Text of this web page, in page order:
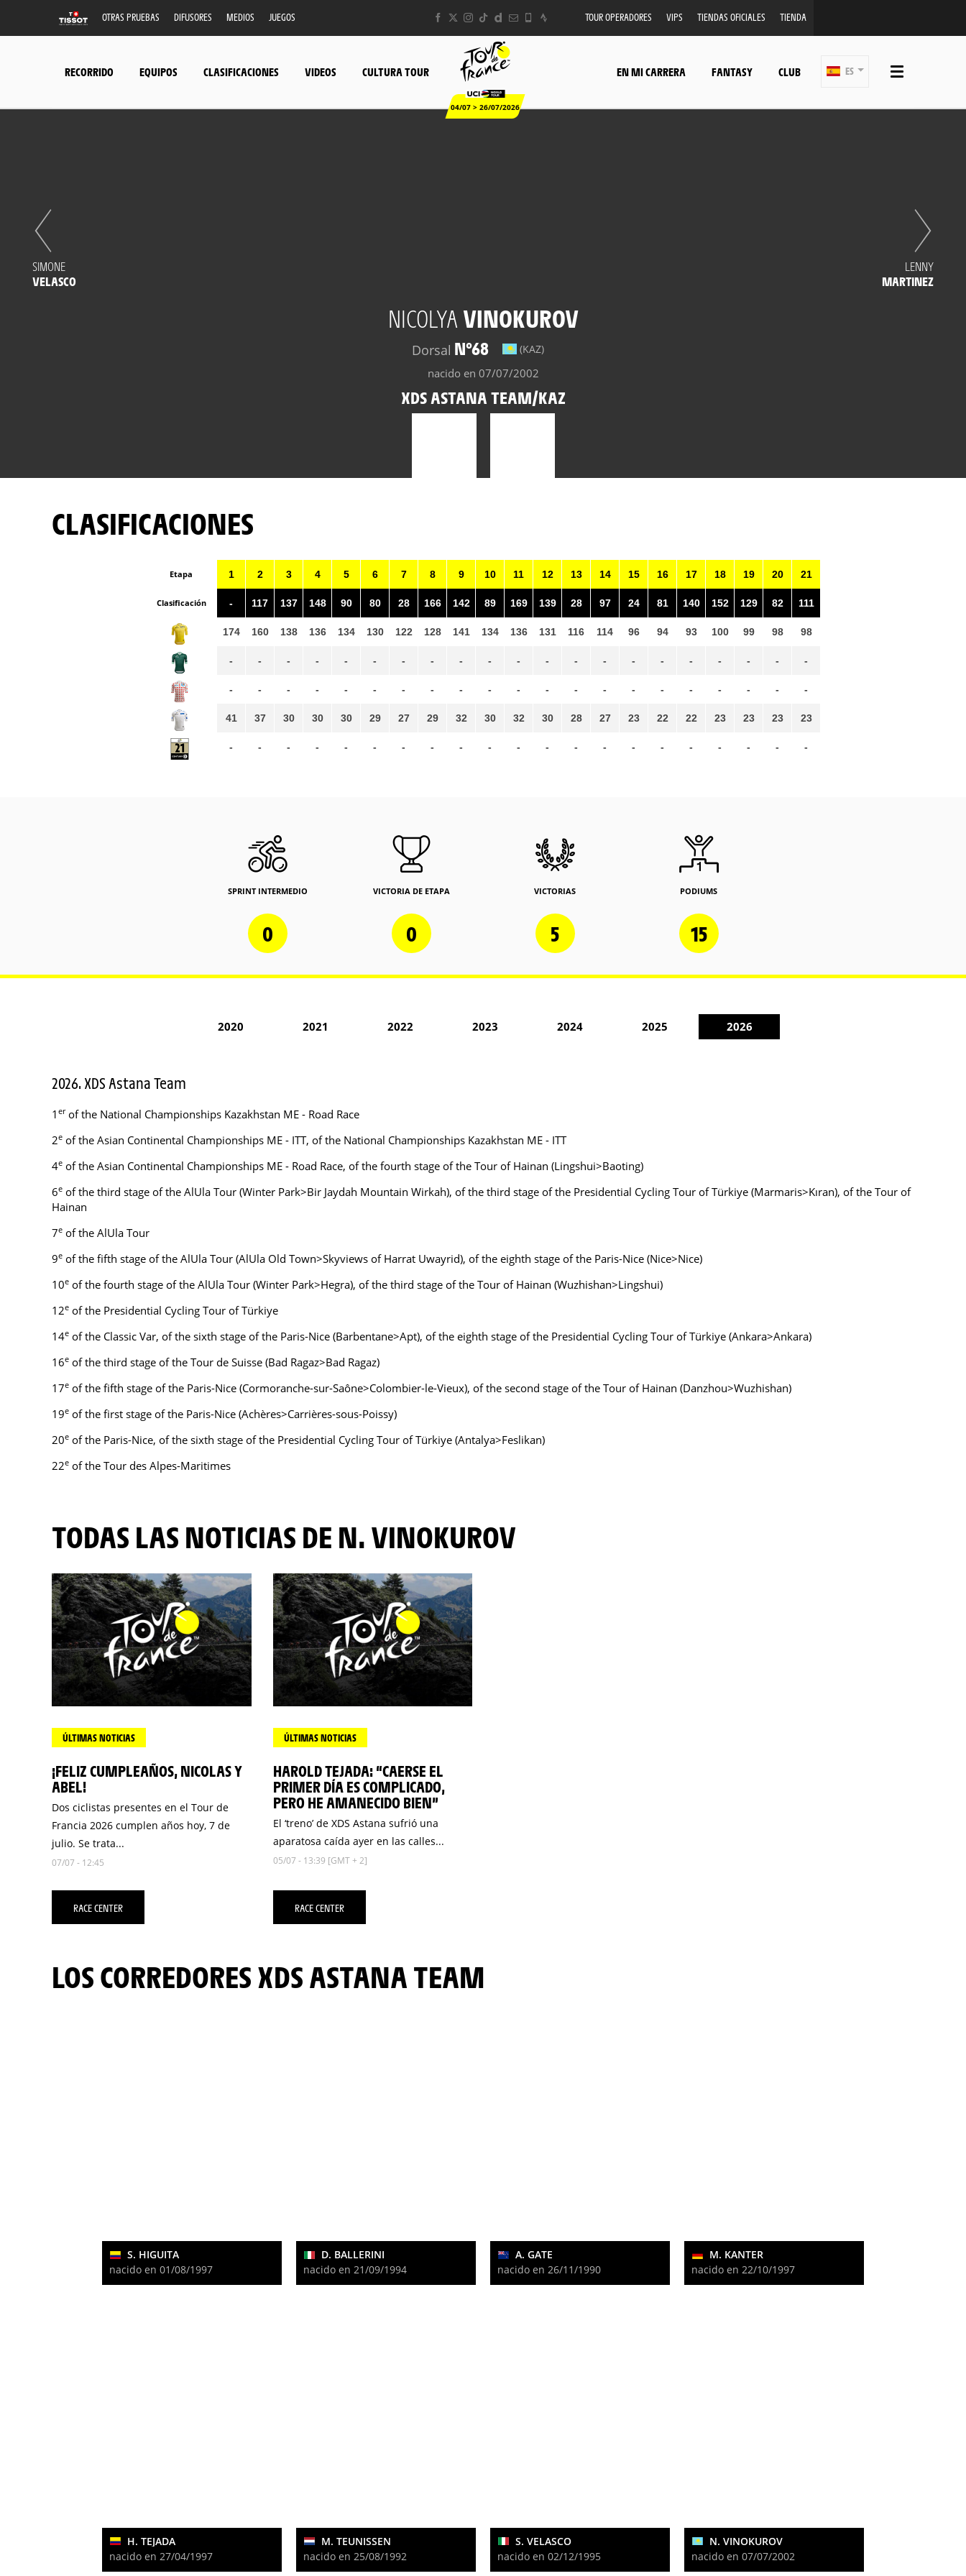
OTRAS PRUEBAS DIFUSORES MEDIOS JUEGOS TOUR OPERADORES VIPS TIENDAS OFICIALES TIENDA
RECORRIDO EQUIPOS CLASIFICACIONES VIDEOS CULTURA TOUR
04/07 > 26/07/2026
EN MI CARRERA FANTASY CLUB ES
NICOLYA VINOKUROV
Dorsal N°68 (KAZ)
nacido en 07/07/2002
XDS ASTANA TEAM/KAZ
SIMONE
VELASCO
LENNY
MARTINEZ
CLASIFICACIONES
Etapa
Clasificación
1
-
174
-
-
41
-
2
117
160
-
-
37
-
3
137
138
-
-
30
-
4
148
136
-
-
30
-
5
90
134
-
-
30
-
6
80
130
-
-
29
-
7
28
122
-
-
27
-
8
166
128
-
-
29
-
9
142
141
-
-
32
-
10
89
134
-
-
30
-
11
169
136
-
-
32
-
12
139
131
-
-
30
-
13
28
116
-
-
28
-
14
97
114
-
-
27
-
15
24
96
-
-
23
-
16
81
94
-
-
22
-
17
140
93
-
-
22
-
18
152
100
-
-
23
-
19
129
99
-
-
23
-
20
82
98
-
-
23
-
21
111
98
-
-
23
-
SPRINT INTERMEDIO
0
VICTORIA DE ETAPA
0
VICTORIAS
5
PODIUMS
15
2020 2021 2022 2023 2024 2025 2026
2026. XDS Astana Team
1 erof the National Championships Kazakhstan ME - Road Race
2e of the Asian Continental Championships ME - ITT, of the National Championships Kazakhstan ME - ITT
4e of the Asian Continental Championships ME - Road Race, of the fourth stage of the Tour of Hainan (Lingshui>Baoting)
6e of the third stage of the AlUla Tour (Winter Park>Bir Jaydah Mountain Wirkah), of the third stage of the Presidential Cycling Tour of Türkiye (Marmaris>Kıran), of the Tour of
Hainan
7e of the AlUla Tour
9e of the fifth stage of the AlUla Tour (AlUla Old Town>Skyviews of Harrat Uwayrid), of the eighth stage of the Paris-Nice (Nice>Nice)
10e of the fourth stage of the AlUla Tour (Winter Park>Hegra), of the third stage of the Tour of Hainan (Wuzhishan>Lingshui)
12e of the Presidential Cycling Tour of Türkiye
14e of the Classic Var, of the sixth stage of the Paris-Nice (Barbentane>Apt), of the eighth stage of the Presidential Cycling Tour of Türkiye (Ankara>Ankara)
16e of the third stage of the Tour de Suisse (Bad Ragaz>Bad Ragaz)
17e of the fifth stage of the Paris-Nice (Cormoranche-sur-Saône>Colombier-le-Vieux), of the second stage of the Tour of Hainan (Danzhou>Wuzhishan)
19e of the first stage of the Paris-Nice (Achères>Carrières-sous-Poissy)
20e of the Paris-Nice, of the sixth stage of the Presidential Cycling Tour of Türkiye (Antalya>Feslikan)
22e of the Tour des Alpes-Maritimes
TODAS LAS NOTICIAS DE N. VINOKUROV
ÚLTIMAS NOTICIAS
¡FELIZ CUMPLEAÑOS, NICOLAS Y
ABEL!
Dos ciclistas presentes en el Tour de
Francia 2026 cumplen años hoy, 7 de
julio. Se trata...
07/07 - 12:45
RACE CENTER
ÚLTIMAS NOTICIAS
HAROLD TEJADA: “CAERSE EL
PRIMER DÍA ES COMPLICADO,
PERO HE AMANECIDO BIEN”
El ‘treno’ de XDS Astana sufrió una
aparatosa caída ayer en las calles...
05/07 - 13:39 [GMT + 2]
RACE CENTER
LOS CORREDORES XDS ASTANA TEAM
S. HIGUITA
nacido en 01/08/1997
D. BALLERINI
nacido en 21/09/1994
A. GATE
nacido en 26/11/1990
M. KANTER
nacido en 22/10/1997
H. TEJADA
nacido en 27/04/1997
M. TEUNISSEN
nacido en 25/08/1992
S. VELASCO
nacido en 02/12/1995
N. VINOKUROV
nacido en 07/07/2002